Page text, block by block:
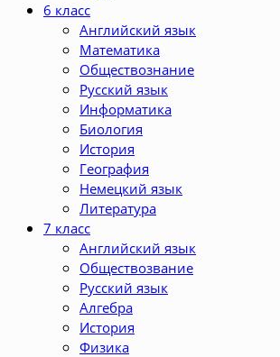
6 класс
Английский язык
Математика
Обществознание
Русский язык
Информатика
Биология
История
География
Немецкий язык
Литература
7 класс
Английский язык
Обществозвание
Русский язык
Алгебра
История
Физика